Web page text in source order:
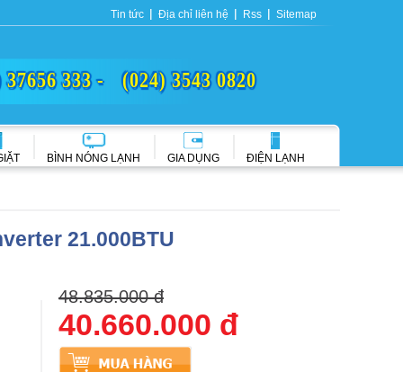
Tin tức Địa chỉ liên hệ Rss Sitemap
37656 333 - (024) 3543 0820
BÌNH NÓNG LẠNH GIA DỤNG ĐIỆN LẠNH
21.000BTU
48.835.000 đ
40.660.000 đ